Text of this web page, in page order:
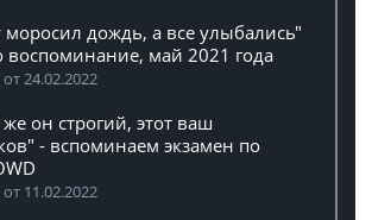
моросил дождь, а все улыбались"
воспоминание, май 2021 года
24.02.2022
он строгий, этот ваш
- вспоминаем экзамен по
11.02.2022